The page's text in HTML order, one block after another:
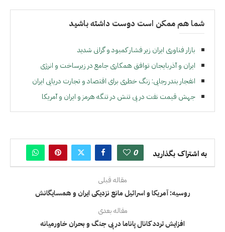
شما هم ممکن است دوست داشته باشید
بازار فناوری ایران زیر فشار کمبود و گرانی شدید
ایران و آذربایجان توافق همکاری جامع در زیرساخت و انرژی
انفجار بندر رجایی: زنگ خطری برای اقتصاد و تجارت دریایی ايران
جهش قیمت نفت در پی تنش در تنگه هرمز و ایران و آمریکا
به اشتراک بگذارید 0
مقاله قبلی
روسیه: آمریکا و اسرائیل مانع نزدیکی ایران و همسایگانش
مقاله بعدی
افزایش تردد کانال پاناما در پی جنگ و بحران خاورمیانه